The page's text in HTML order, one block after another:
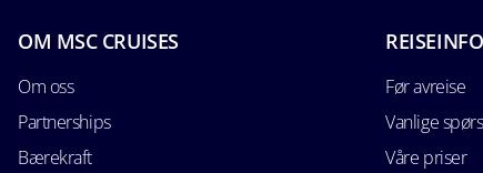
OM MSC CRUISES
Om oss
Partnerships
Bærekraft
Før avreise
Vanlige
Våre priser